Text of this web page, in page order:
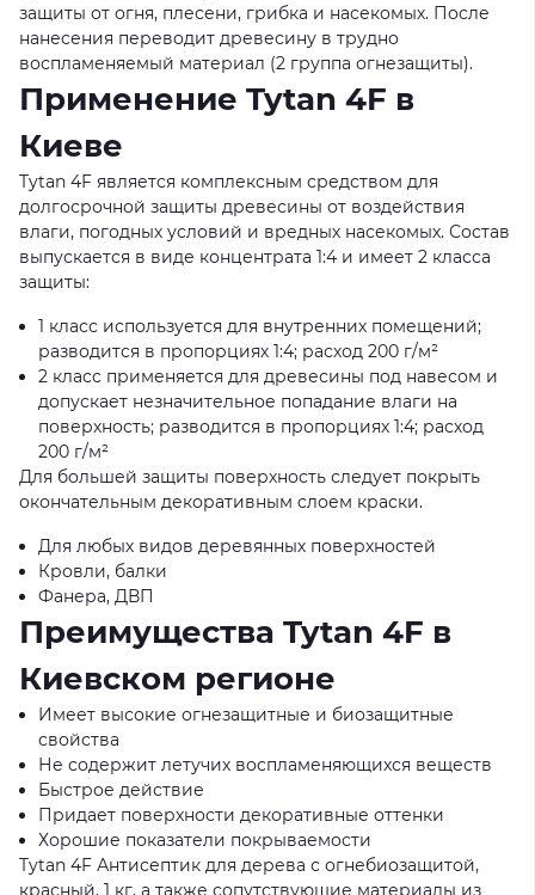
защиты от огня, плесени, грибка и насекомых. После
нанесения переводит древесину в трудно
воспламеняемый материал (2 группа огнезащиты).
Применение Tytan 4F в
Киеве
Tytan 4F является комплексным средством для
долгосрочной защиты древесины от воздействия
влаги, погодных условий и вредных насекомых. Состав
выпускается в виде концентрата 1:4 и имеет 2 класса
защиты:
1 класс используется для внутренних помещений;
разводится в пропорциях 1:4; расход 200 г/м²
2 класс применяется для древесины под навесом и
допускает незначительное попадание влаги на
поверхность; разводится в пропорциях 1:4; расход
200 г/м²
Для большей защиты поверхность следует покрыть
окончательным декоративным слоем краски.
Для любых видов деревянных поверхностей
Кровли, балки
Фанера, ДВП
Преимущества Tytan 4F в
Киевском регионе
Имеет высокие огнезащитные и биозащитные
свойства
Не содержит летучих воспламеняющихся веществ
Быстрое действие
Придает поверхности декоративные оттенки
Хорошие показатели покрываемости
Tytan 4F Антисептик для дерева с огнебиозащитой,
красный, 1 кг, а также сопутствующие материалы из